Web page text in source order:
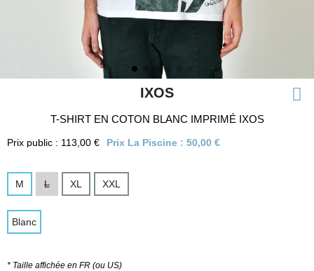
IXOS
T-SHIRT EN COTON BLANC IMPRIMÉ IXOS
Prix public : 113,00 € Prix La Piscine : 50,00 €
M L XL XXL
Blanc
* Taille affichée en FR (ou US)